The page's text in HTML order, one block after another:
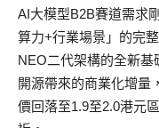
AI大模型B2B賽道需求
算力+行業場景」的完
NEO二代架構的全新基
開源帶來的商業化增量
價回落至1.9至2.0港元